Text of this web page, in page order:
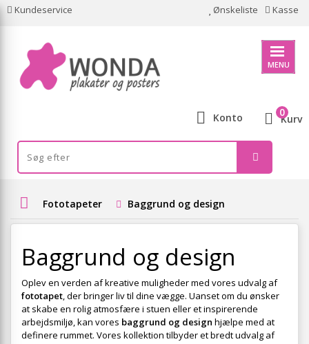
Kundeservice Ønskeliste Kasse
MENU
Konto Kurv
0
Fototapeter Baggrund og design
Baggrund og design
Oplev en verden af kreative muligheder med vores udvalg af
fototapet, der bringer liv til dine vægge. Uanset om du ønsker
at skabe en rolig atmosfære i stuen eller et inspirerende
arbejdsmiljø, kan vores baggrund og design hjælpe med at
definere rummet. Vores kollektion tilbyder et bredt udvalg af